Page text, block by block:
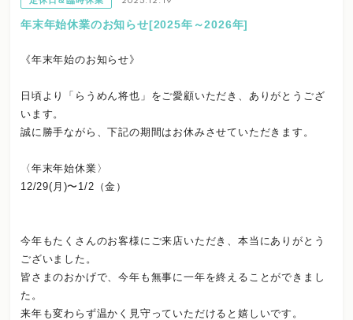
年末年始休業のお知らせ[2025年～2026年]
《年末年始のお知らせ》
日頃より「らうめん将也」をご愛顧いただき、ありがとうござ
います。
誠に勝手ながら、下記の期間はお休みさせていただきます。
〈年末年始休業〉
12/29(月)〜1/2（金）
今年もたくさんのお客様にご来店いただき、本当にありがとう
ございました。
皆さまのおかげで、今年も無事に一年を終えることができまし
た。
来年も変わらず温かく見守っていただけると嬉しいです。